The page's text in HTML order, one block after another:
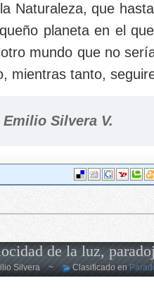
Naturaleza, que
planeta en el
mundo que no
mientras tanto,
Emilio Silvera V.
de la luz,
Silvera ~ Clasificado en